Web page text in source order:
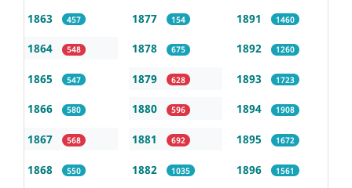
1863 457
1864 548
1865 547
1866 580
1867 568
1868 550
1877 154
1878 675
1879 628
1880 596
1881 692
1882 1035
1891 1460
1892 1260
1893 1723
1894 1908
1895 1672
1896 1561